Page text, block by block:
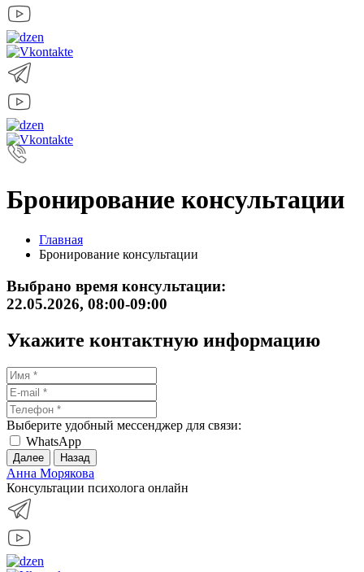
Бронирование консультации
Главная
Бронирование консультации
Выбрано время консультации:
22.05.2026, 08:00-09:00
Укажите контактную информацию
Выберите удобный мессенджер для связи:
WhatsApp
Далее Назад
Анна Морякова
Консультации психолога онлайн